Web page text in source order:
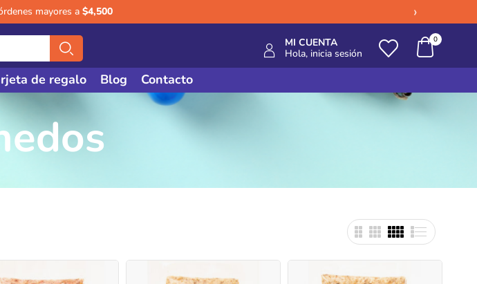
mayores a $4,500 ›
MI CUENTA
Hola, inicia sesión
0
de regalo Blog Contacto